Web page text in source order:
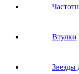
Втулки
Звeзды